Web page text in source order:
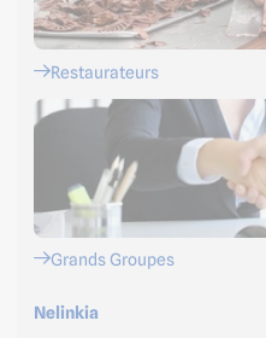
Restaurateurs
Grands Groupes
Nelinkia